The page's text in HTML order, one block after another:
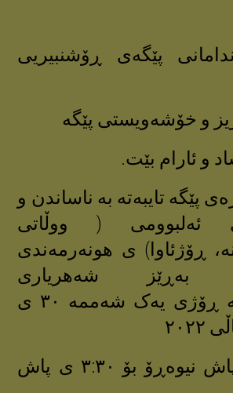
پێگەی ڕۆشنبیریی
و خۆشەویستی پێگە
و ئارام بێت.
پێگە تایبەتە بە ناساندن و
ئەلبوومی ( ووڵاتی
ڕۆژئاوا) ی هونەرمەندی
بەڕێز شەهریاری
جەمشیدی. لە ڕۆژی یەک شەممە ٣٠ ی
لە ١٢:٣٠ ی پاش نیوەڕۆ بۆ ٣:٣٠ ی پاش